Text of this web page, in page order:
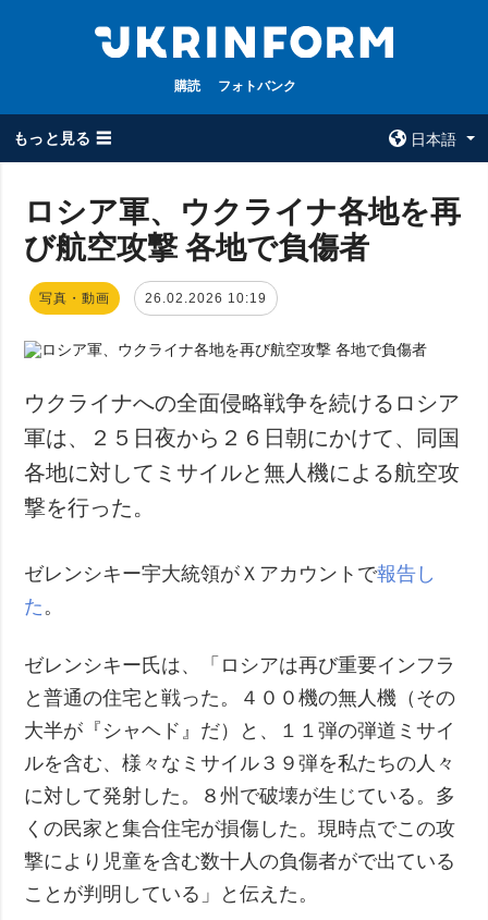
購読 フォトバンク
もっと見る ☰
日本語
全てのトピック
被占領地
政治
防衛
社会・文化
スポーツ
犯罪
ウクルインフォ
ルム
コンタクト
インタビュー
写真
動画
フォトバンク
ロシア軍、ウクライナ各地を再
び航空攻撃 各地で負傷者
写真・動画 26.02.2026 10:19
ウクライナへの全面侵略戦争を続けるロシア
軍は、２５日夜から２６日朝にかけて、同国
各地に対してミサイルと無人機による航空攻
撃を行った。
ゼレンシキー宇大統領がＸアカウントで報告し
た 。
ゼレンシキー氏は、「ロシアは再び重要インフラ
と普通の住宅と戦った。４００機の無人機（その
大半が『シャヘド』だ）と、１１弾の弾道ミサイ
ルを含む、様々なミサイル３９弾を私たちの人々
に対して発射した。８州で破壊が生じている。多
くの民家と集合住宅が損傷した。現時点でこの攻
撃により児童を含む数十人の負傷者がで出ている
ことが判明している」と伝えた。